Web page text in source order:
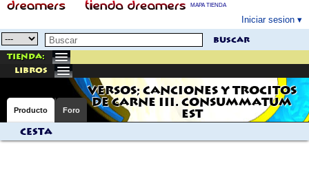
MAPA TIENDA
Iniciar sesion
buscar
Tienda:
libros
VERSOS; CANCIONES Y TROCITOS
DE CARNE III. CONSUMMATUM
EST
Producto Foro
Cesta